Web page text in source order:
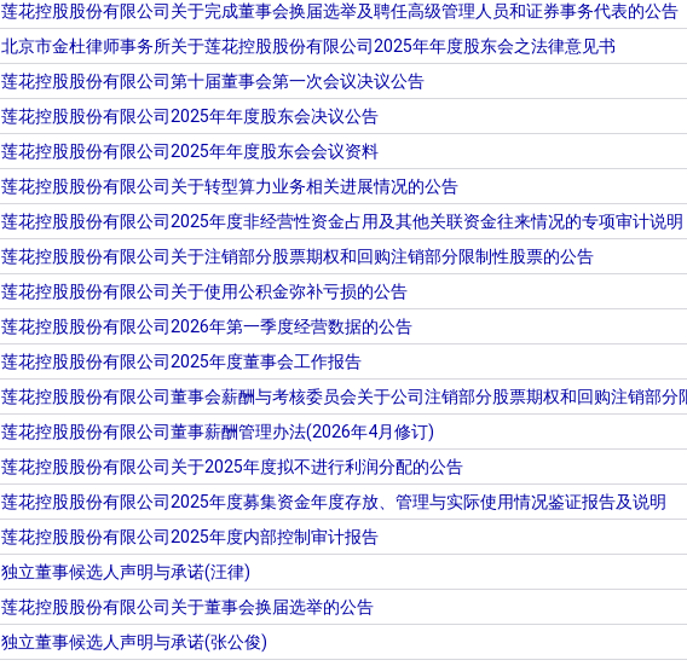
莲花控股股份有限公司关于完成董事会换届选举及聘任高级管理人员和证券事务代表的公告
北京市金杜律师事务所关于莲花控股股份有限公司2025年年度股东会之法律意见书
莲花控股股份有限公司第十届董事会第一次会议决议公告
莲花控股股份有限公司2025年年度股东会决议公告
莲花控股股份有限公司2025年年度股东会会议资料
莲花控股股份有限公司关于转型算力业务相关进展情况的公告
莲花控股股份有限公司2025年度非经营性资金占用及其他关联资金往来情况的专项审计说明
莲花控股股份有限公司关于注销部分股票期权和回购注销部分限制性股票的公告
莲花控股股份有限公司关于使用公积金弥补亏损的公告
莲花控股股份有限公司2026年第一季度经营数据的公告
莲花控股股份有限公司2025年度董事会工作报告
莲花控股股份有限公司董事会薪酬与考核委员会关于公司注销部分股票期权和回购注销部
莲花控股股份有限公司董事薪酬管理办法(2026年4月修订)
莲花控股股份有限公司关于2025年度拟不进行利润分配的公告
莲花控股股份有限公司2025年度募集资金年度存放、管理与实际使用情况鉴证报告及说明
莲花控股股份有限公司2025年度内部控制审计报告
独立董事候选人声明与承诺(汪律)
莲花控股股份有限公司关于董事会换届选举的公告
独立董事候选人声明与承诺(张公俊)